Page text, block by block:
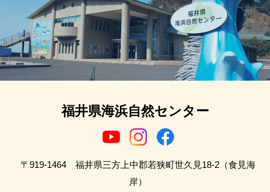
福井県海浜自然センター
〒919-1464 福井県三方上中郡若狭町世久見18-2（食見海
岸）